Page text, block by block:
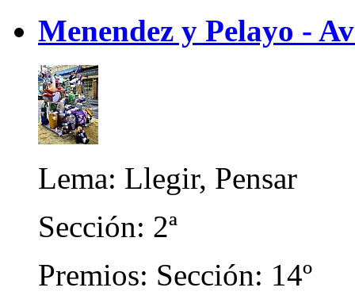
Menendez y Pelayo -
Lema: Llegir, Pensar
Sección: 2ª
Premios: Sección: 14º